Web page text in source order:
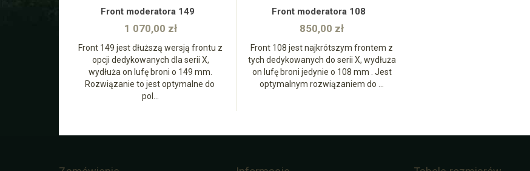
Front moderatora 149
1 070,00 zł
Front 149 jest dłuższą wersją frontu z
opcji dedykowanych dla serii X,
wydłuża on lufę broni o 149 mm.
Rozwiązanie to jest optymalne do
pol...
Front moderatora 108
850,00 zł
Front 108 jest najkrótszym frontem z
tych dedykowanych do serii X, wydłuża
on lufę broni jedynie o 108 mm . Jest
optymalnym rozwiązaniem do ...